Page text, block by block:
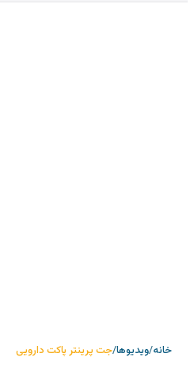
خانه/ویدیوها/جت پرینتر پاکت دارویی